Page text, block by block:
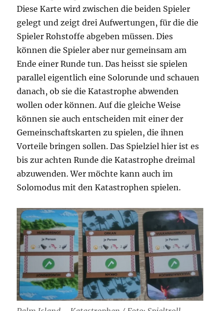
Diese Karte wird zwischen die beiden Spieler
gelegt und zeigt drei Aufwertungen, für die die
Spieler Rohstoffe abgeben müssen. Dies
können die Spieler aber nur gemeinsam am
Ende einer Runde tun. Das heisst sie spielen
parallel eigentlich eine Solorunde und schauen
danach, ob sie die Katastrophe abwenden
wollen oder können. Auf die gleiche Weise
können sie auch entscheiden mit einer der
Gemeinschaftskarten zu spielen, die ihnen
Vorteile bringen sollen. Das Spielziel hier ist es
bis zur achten Runde die Katastrophe dreimal
abzuwenden. Wer möchte kann auch im
Solomodus mit den Katastrophen spielen.